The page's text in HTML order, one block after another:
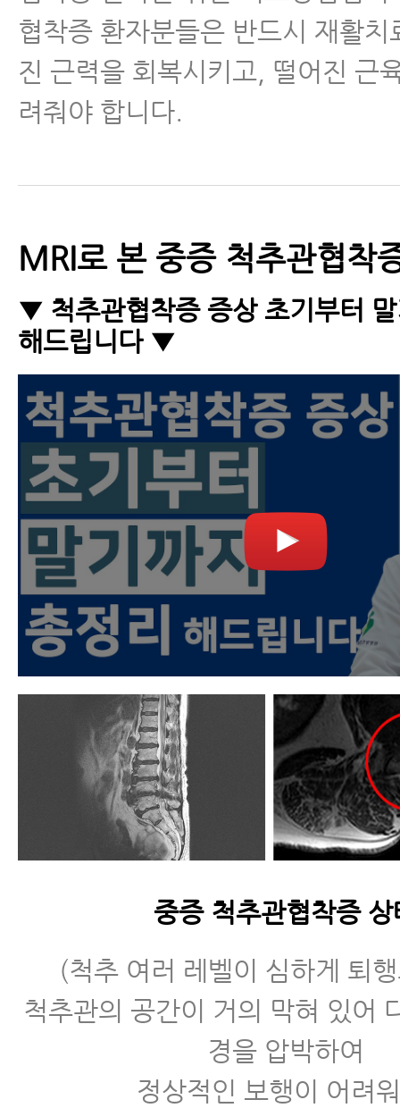
- 퇴행성척추관협착증을 일으키
- 퇴행성척추관협착증 수술 없이
유
유
- 협착증 치료효과 논문
- 척추관협착증 환자가 꼭 알아야
- 협착증은 치료를 받든 안 받든
야 한다
- 척추관협착증에 좋은 운동
- 척추관협착증에 좋은 운동 4가지
- 척추협착증에 좋은 운동- 걷기
- 척추관협착증 걷기 운동에 대해
가지
- 척추협착증 운동, 걷기 운동을
환자들이 많습니다 - 걷기 운동 제
- 허리협착증에좋은운동 5가지와
- 척추협착증 허리, 다리 근력 운
- 척추협착증운동-거꾸리운동
- 척추관협착증 반드시 피해야 할
- 협착증에 맥켄지 운동 하면 안 되
- 허리협착증증세
협착증 환자분들은 반드시 재활치
진 근력을 회복시키고, 떨어진 근
려줘야 합니다.
MRI로 본 중증 척추관협착
▼ 척추관협착증 증상 초기부터
해드립니다 ▼
중증 척추관협착증 상
(척추 여러 레벨이 심하게 퇴
척추관의 공간이 거의 막혀 있어
경을 압박하여
정상적인 보행이 어려